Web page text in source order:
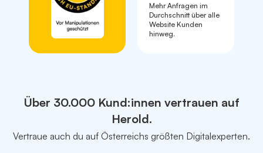
Mehr Anfragen im
Durchschnitt über alle
Website Kunden
hinweg.
Über 30.000 Kund:innen vertrauen auf
Herold.
Vertraue auch du auf Österreichs größten Digitalexperten.